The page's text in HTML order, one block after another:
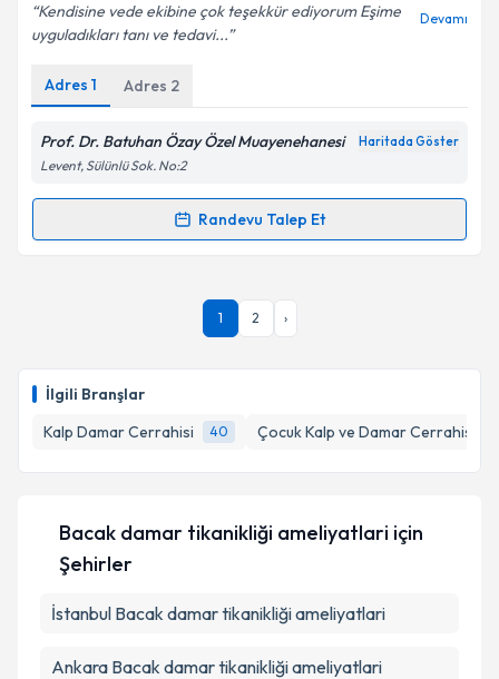
İlgili Branşlar
Kalp Damar Cerrahisi
40 Çocuk Kalp ve Damar Cerrahisi
Kişisel verilerimin işlenmesine ilişkin
Metni'ni okudum ve kişisel verilerimin belirtilen
kapsamda işlenmesini kabul ediyorum.
Takvim Talebini Gönder
Kendisine vede ekibine çok teşekkür ediyorum Eşime
uyguladıkları tanı ve tedavi...
Devamı
Adres 1 Adres 2
Prof. Dr. Batuhan Özay Özel Muayenehanesi Haritada Göster
Levent, Sülünlü Sok. No:2
Randevu Talep Et
Randevu Takvimi Talebi
Prof. Dr. Batuhan Özayiçin randevu takvimi talebi
oluşturun. Size bu uzmandan randevu almanız için bir
E-posta Adresiniz
Metni'ni okudum ve kişisel verilerimin belirtilen
kapsamda işlenmesini kabul ediyorum.
Takvim Talebini Gönder
1 2 ›
Bacak damar tikanikliği ameliyatlari için
Şehirler
İstanbul Bacak damar tikanikliği ameliyatlari
Ankara Bacak damar tikanikliği ameliyatlari